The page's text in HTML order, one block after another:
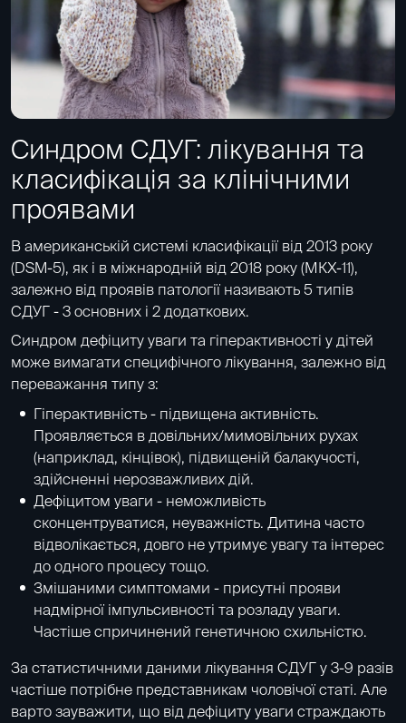
Синдром СДУГ: лікування та
класифікація за клінічними
проявами
В американській системі класифікації від 2013 року
(DSM-5), як і в міжнародній від 2018 року (МКХ-11),
залежно від проявів патології називають 5 типів
СДУГ - 3 основних і 2 додаткових.
Синдром дефіциту уваги та гіперактивності у дітей
може вимагати специфічного лікування, залежно від
переважання типу з:
Гіперактивність - підвищена активність.
Проявляється в довільних/мимовільних рухах
(наприклад, кінцівок), підвищеній балакучості,
здійсненні нерозважливих дій.
Дефіцитом уваги - неможливість
сконцентруватися, неуважність. Дитина часто
відволікається, довго не утримує увагу та інтерес
до одного процесу тощо.
Змішаними симптомами - присутні прояви
надмірної імпульсивності та розладу уваги.
Частіше спричинений генетичною схильністю.
За статистичними даними лікування СДУГ у 3-9 разів
частіше потрібне представникам чоловічої статі. Але
варто зауважити, що від дефіциту уваги страждають